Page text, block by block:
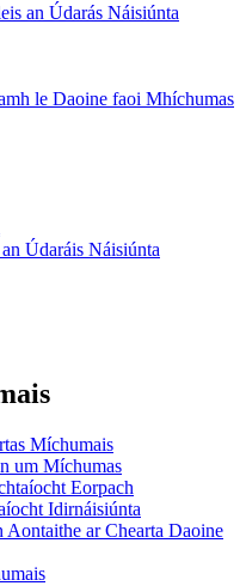
an Údarás Náisiúnta
le Daoine faoi Mhíchumas
Údaráis Náisiúnta
Míchumais
um Míchumas
Eorpach
Idirnáisiúnta
ar Chearta Daoine